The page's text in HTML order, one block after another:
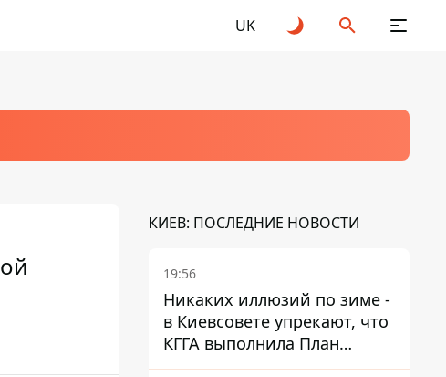
UK
КИЕВ: ПОСЛЕДНИЕ НОВОСТИ
19:56
Никаких иллюзий по зиме -
в Киевсовете упрекают, что
КГГА выполнила План
устойчивости на 20%